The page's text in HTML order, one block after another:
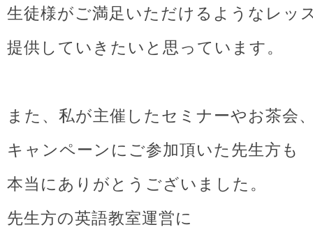
生徒様がご満足いただけるようなレッ
提供していきたいと思っています。
また、私が主催したセミナーやお茶会
キャンペーンにご参加頂いた先生方も
本当にありがとうございました。
先生方の英語教室運営に